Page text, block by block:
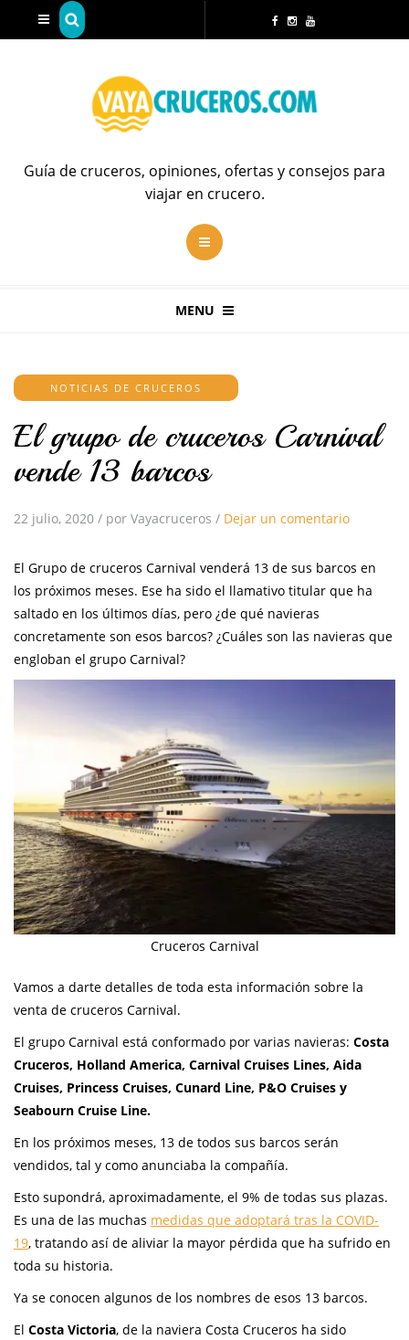
Guía de cruceros, opiniones, ofertas y consejos para
viajar en crucero.
MENU
NOTICIAS DE CRUCEROS
El grupo de cruceros Carnival
vende 13 barcos
22 julio, 2020 / por Vayacruceros / Dejar un comentario
El Grupo de cruceros Carnival venderá 13 de sus barcos en
los próximos meses. Ese ha sido el llamativo titular que ha
saltado en los últimos días, pero ¿de qué navieras
concretamente son esos barcos? ¿Cuáles son las navieras que
engloban el grupo Carnival?
Cruceros Carnival
Vamos a darte detalles de toda esta información sobre la
venta de cruceros Carnival.
El grupo Carnival está conformado por varias navieras: Costa
Cruceros, Holland America, Carnival Cruises Lines, Aida
Cruises, Princess Cruises, Cunard Line, P&O Cruises y
Seabourn Cruise Line.
En los próximos meses, 13 de todos sus barcos serán
vendidos, tal y como anunciaba la compañía.
Esto supondrá, aproximadamente, el 9% de todas sus plazas.
Es una de las muchas medidas que adoptará tras la COVID-
19, tratando así de aliviar la mayor pérdida que ha sufrido en
toda su historia.
Ya se conocen algunos de los nombres de esos 13 barcos.
El Costa Victoria, de la naviera Costa Cruceros ha sido